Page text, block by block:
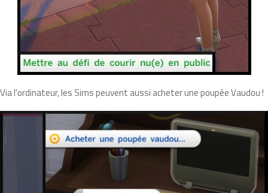
Via l'ordinateur, les Sims peuvent aussi acheter une poupée Vaudou !